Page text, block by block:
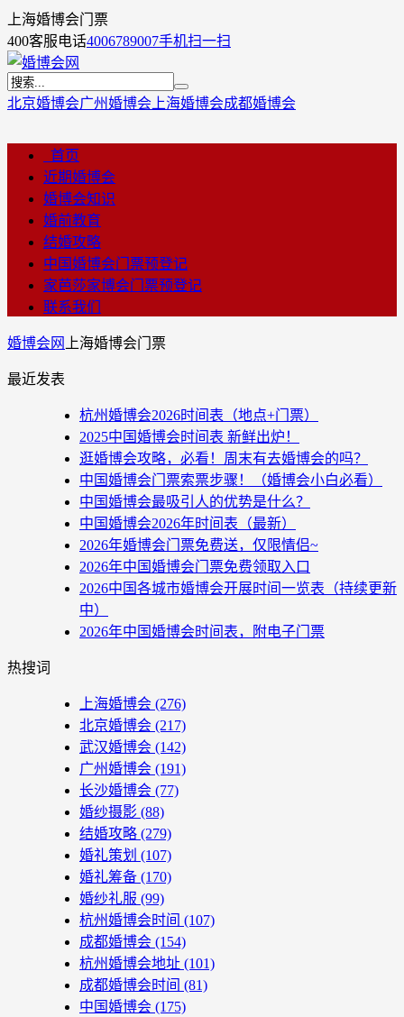
上海婚博会门票
400客服电话4006789007手机扫一扫
北京婚博会广州婚博会 上海婚博会成都婚博会
首页
近期婚博会
婚博会知识
婚前教育
结婚攻略
中国婚博会门票预登记
家芭莎家博会门票预登记
联系我们
婚博会网 上海婚博会门票
最近发表
杭州婚博会2026时间表（地点+门票）
2025中国婚博会时间表 新鲜出炉！
逛婚博会攻略，必看！周末有去婚博会的吗？
中国婚博会门票索票步骤！（婚博会小白必看）
中国婚博会最吸引人的优势是什么？
中国婚博会2026年时间表（最新）
2026年婚博会门票免费送，仅限情侣~
2026年中国婚博会门票免费领取入口
2026中国各城市婚博会开展时间一览表（持续更新
中）
2026年中国婚博会时间表，附电子门票
热搜词
上海婚博会 (276)
北京婚博会 (217)
武汉婚博会 (142)
广州婚博会 (191)
长沙婚博会 (77)
婚纱摄影 (88)
结婚攻略 (279)
婚礼策划 (107)
婚礼筹备 (170)
婚纱礼服 (99)
杭州婚博会时间 (107)
成都婚博会 (154)
杭州婚博会地址 (101)
成都婚博会时间 (81)
中国婚博会 (175)